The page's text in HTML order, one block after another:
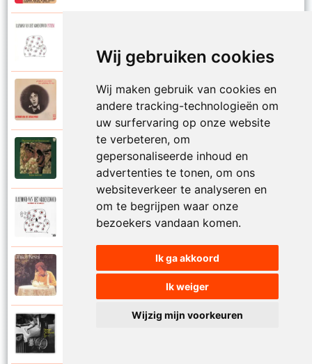
Wij gebruiken cookies
Wij maken gebruik van cookies en
andere tracking-technologieën om
uw surfervaring op onze website
te verbeteren, om
gepersonaliseerde inhoud en
advertenties te tonen, om ons
websiteverkeer te analyseren en
om te begrijpen waar onze
bezoekers vandaan komen.
Ik ga akkoord
Ik weiger
Wijzig mijn voorkeuren
Mijn leven lang
Raymond Van Het Groenewoud
Mijn lieve schatje
Raymond Van Het Groenewoud
Mijn schoolgaande jeugd
Raymond Van Het Groenewoud
Mijnheer de postbode
Raymond Van Het Groenewoud